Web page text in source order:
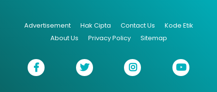
Advertisement Hak Cipta Contact Us
Kode Etik
About Us
Privacy Policy Sitemap